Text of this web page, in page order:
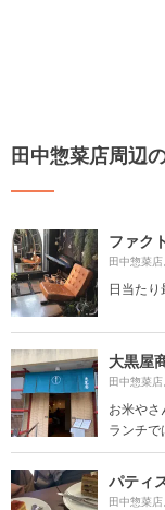
田中惣菜店周辺
田中惣菜
日当た
大黒屋
田中惣菜
お米や
ランチで
田中惣菜